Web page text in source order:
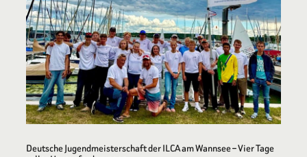
Deutsche Jugendmeisterschaft der ILCA am Wannsee – Vier Tage